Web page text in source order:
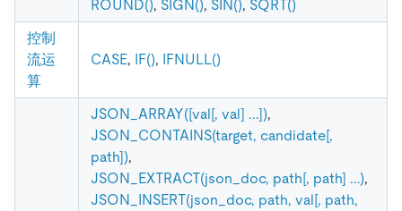
ROUND(), SIGN(), SIN(), SQRT()
控制
流运
算
CASE, IF(), IFNULL()
JSON_ARRAY([val[, val] ...]),
JSON_CONTAINS(target, candidate[,
path]),
JSON_EXTRACT(json_doc, path[, path] ...),
JSON_INSERT(json_doc, path, val[, path,